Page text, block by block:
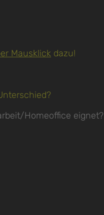
Mausklick dazu!
Homeoffice eignet?